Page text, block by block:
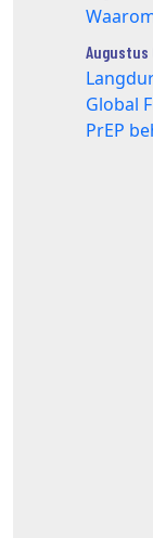
Augustus
Global
PrEP